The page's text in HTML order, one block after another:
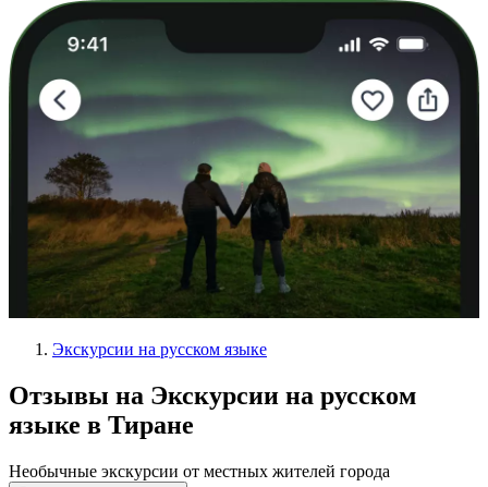
Экскурсии на русском языке
Отзывы на Экскурсии на русском
языке в Тиране
Необычные экскурсии от местных жителей города